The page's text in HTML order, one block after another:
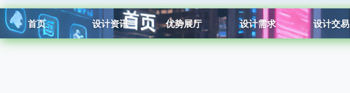
首页 设计资讯 优势展厅 设计需求 设计交易